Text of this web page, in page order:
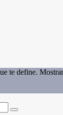
te define.